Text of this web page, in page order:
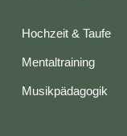
Hochzeit & Taufe
Mentaltraining
Musikpädagogik